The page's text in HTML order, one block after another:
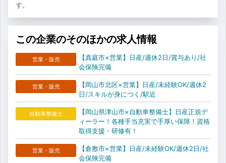
す。
この企業のそのほかの求人情報
営業・販売
【真庭市×営業】日産/週休2日/賞与あり/社
会保険完備
営業・販売
【岡山市北区×営業】日産/未経験OK/週休2
日/スキルが身につく/駅近
自動車整備士
【岡山県津山市×自動車整備士】日産正規デ
ィーラー！各種手当充実で手厚い保障！資格
取得支援・研修有！
営業・販売
【倉敷市×営業】日産/未経験OK/週休2日/社
会保険完備